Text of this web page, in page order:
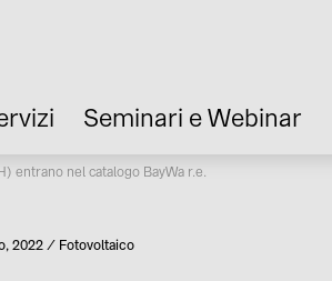
Seminari e Webinar
entrano nel catalogo BayWa r.e.
2022 Categoria
Fotovoltaico